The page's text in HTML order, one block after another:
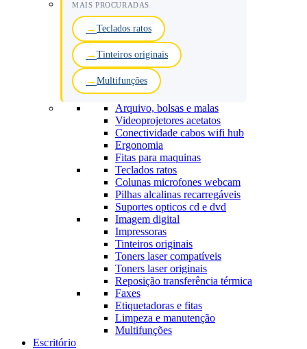
MAIS PROCURADAS
Teclados ratos
Tinteiros originais
Multifunções
Arquivo, bolsas e malas
Videoprojetores acetatos
Conectividade cabos wifi hub
Ergonomia
Fitas para maquinas
Teclados ratos
Colunas microfones webcam
Pilhas alcalinas recarregáveis
Suportes opticos cd e dvd
Imagem digital
Impressoras
Tinteiros originais
Toners laser compatíveis
Toners laser originais
Reposição transferência térmica
Faxes
Etiquetadoras e fitas
Limpeza e manutenção
Multifunções
Escritório